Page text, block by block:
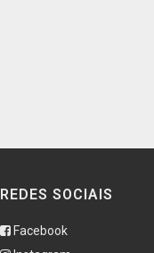
REDES SOCIAIS
Facebook